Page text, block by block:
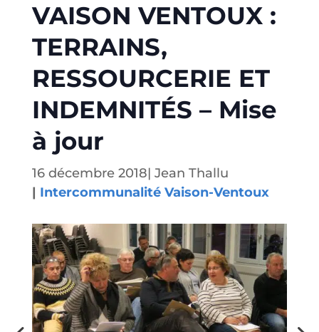
VAISON VENTOUX :
TERRAINS,
RESSOURCERIE ET
INDEMNITÉS – Mise
à jour
16 décembre 2018| Jean Thallu
| Intercommunalité Vaison-Ventoux